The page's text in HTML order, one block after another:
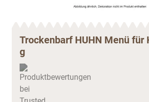
Trockenbarf HUHN Menü für
g